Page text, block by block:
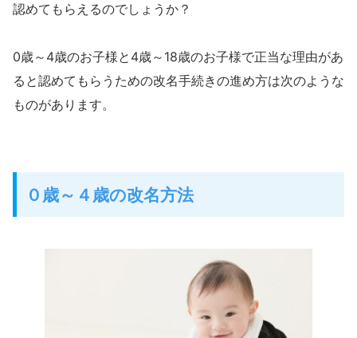
認めてもらえるのでしょうか？
0歳～4歳のお子様と4歳～18歳のお子様で正当な理由があ
ると認めてもらうための改名手続きの進め方は次のような
ものがあります。
０歳～４歳の改名方法